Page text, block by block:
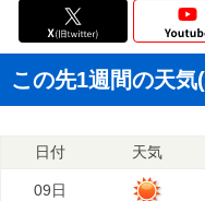
この先1週間の天気
日付 天気
09日